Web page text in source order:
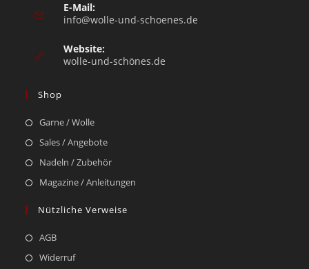
E-Mail:
info@wolle-und-schoenes.de
Website:
wolle-und-schönes.de
Shop
Garne / Wolle
Sales / Angebote
Nadeln / Zubehör
Magazine / Anleitungen
Nützliche Verweise
AGB
Widerruf